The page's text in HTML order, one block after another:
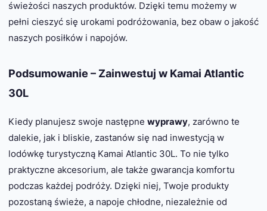
świeżości naszych produktów. Dzięki temu możemy w
pełni cieszyć się urokami podróżowania, bez obaw o jakość
naszych posiłków i napojów.
Podsumowanie – Zainwestuj w Kamai Atlantic
30L
Kiedy planujesz swoje następne wyprawy, zarówno te
dalekie, jak i bliskie, zastanów się nad inwestycją w
lodówkę turystyczną Kamai Atlantic 30L. To nie tylko
praktyczne akcesorium, ale także gwarancja komfortu
podczas każdej podróży. Dzięki niej, Twoje produkty
pozostaną świeże, a napoje chłodne, niezależnie od